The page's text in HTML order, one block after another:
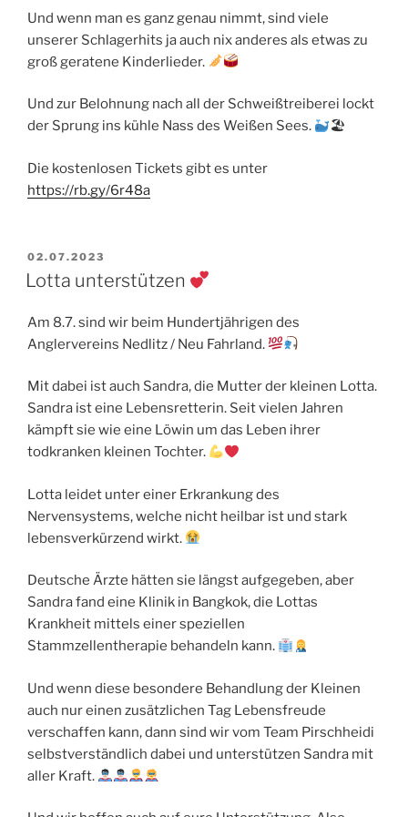
Und wenn man es ganz genau nimmt, sind viele
unserer Schlagerhits ja auch nix anderes als etwas zu
groß geratene Kinderlieder.
Und zur Belohnung nach all der Schweißtreiberei lockt
der Sprung ins kühle Nass des Weißen Sees.
🏖
Die kostenlosen Tickets gibt es unter
https://rb.gy/6r48a
VERÖFFENTLICHT
AM
02.07.2023
Lotta unterstützen
Am 8.7. sind wir beim Hundertjährigen des
Anglervereins Nedlitz / Neu Fahrland.
Mit dabei ist auch Sandra, die Mutter der kleinen Lotta.
Sandra ist eine Lebensretterin. Seit vielen Jahren
kämpft sie wie eine Löwin um das Leben ihrer
todkranken kleinen Tochter.
Lotta leidet unter einer Erkrankung des
Nervensystems, welche nicht heilbar ist und stark
lebensverkürzend wirkt.
Deutsche Ärzte hätten sie längst aufgegeben, aber
Sandra fand eine Klinik in Bangkok, die Lottas
Krankheit mittels einer speziellen
Stammzellentherapie behandeln kann.
Und wenn diese besondere Behandlung der Kleinen
auch nur einen zusätzlichen Tag Lebensfreude
verschaffen kann, dann sind wir vom Team Pirschheidi
selbstverständlich dabei und unterstützen Sandra mit
aller Kraft.